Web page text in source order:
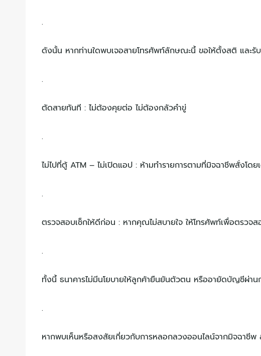
.
ดังนั้น หากท่านใดพบเจอสายโทรศัพท์ลักษณะนี้ ขอให้ตั้งสติ และ
.
ตัดสายทันที : ไม่ต้องคุยต่อ ไม่ต้องกลัวคำขู่
.
ไม่ไปที่ตู้ ATM – ไม่เปิดแอป : ห้ามทำรายการตามที่มิจฉาชีพสั่งโดย
.
ตรวจสอบเช็กให้ดีก่อน : หากคุณไม่สบายใจ ให้โทรศัพท์เพื่อตรวจ
.
ทั้งนี้ ธนาคารไม่มีนโยบายให้ลูกค้ายืนยันตัวตน หรืออายัดบัญชีผ่า
.
หากพบเห็นหรือสงสัยเกี่ยวกับการหลอกลวงออนไลน์จากมิจฉาชีพ